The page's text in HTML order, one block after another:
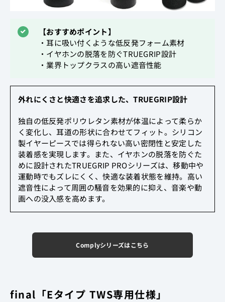
【おすすめポイント】
・耳に吸い付くような低反発フォーム素材
・イヤホンの脱落を防ぐTRUEGRIP設計
・業界トップクラスの高い遮音性能
外れにくさと快適さを追求した、TRUEGRIP設計
独自の低反発ポリウレタン素材が体温によって柔らか
く変化し、耳道の形状に合わせてフィット。シリコン
製イヤーピースでは得られない高い密閉性と安定した
装着感を実現します。また、イヤホンの脱落を防ぐた
めに設計されたTRUEGRIP PROシリーズは、移動中や
運動時でもズレにくく、快適な装着状態を維持。高い
遮音性によって周囲の騒音を効果的に抑え、音楽や動
画への没入感を高めます。
Complyシリーズはこちら
final「Eタイプ TWS専用仕様」